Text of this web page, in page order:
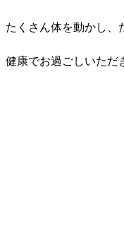
たくさん体を動かし、
健康でお過ごしいただ